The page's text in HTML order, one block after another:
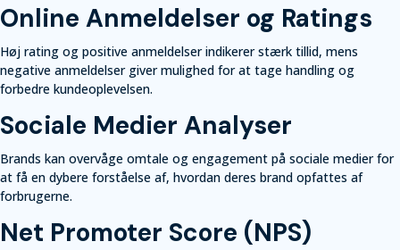
Online Anmeldelser og Ratings
Høj rating og positive anmeldelser indikerer stærk tillid, mens
negative anmeldelser giver mulighed for at tage handling og
forbedre kundeoplevelsen.
Sociale Medier Analyser
Brands kan overvåge omtale og engagement på sociale medier for
at få en dybere forståelse af, hvordan deres brand opfattes af
forbrugerne.
Net Promoter Score (NPS)